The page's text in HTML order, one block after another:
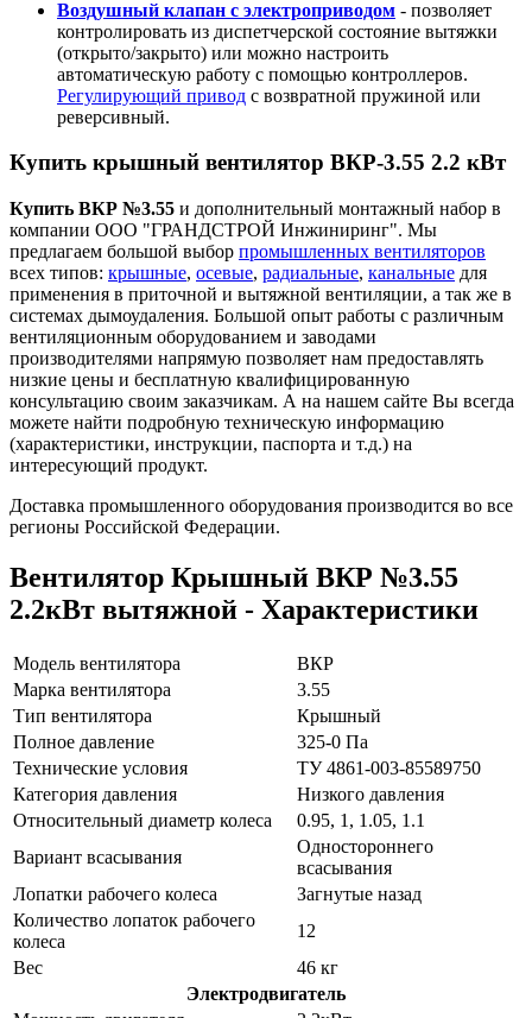
Воздушный клапан с электроприводом - позволяет
контролировать из диспетчерской состояние вытяжки
(открыто/закрыто) или можно настроить
автоматическую работу с помощью контроллеров.
Регулирующий привод с возвратной пружиной или
реверсивный.
Купить крышный вентилятор ВКР-3.55 2.2 кВт
Купить ВКР №3.55 и дополнительный монтажный набор в
компании ООО "ГРАНДСТРОЙ Инжиниринг". Мы
предлагаем большой выбор промышленных вентиляторов
всех типов: крышные, осевые, радиальные, канальные для
применения в приточной и вытяжной вентиляции, а так же в
системах дымоудаления. Большой опыт работы с различным
вентиляционным оборудованием и заводами
производителями напрямую позволяет нам предоставлять
низкие цены и бесплатную квалифицированную
консультацию своим заказчикам. А на нашем сайте Вы всегда
можете найти подробную техническую информацию
(характеристики, инструкции, паспорта и т.д.) на
интересующий продукт.
Доставка промышленного оборудования производится во все
регионы Российской Федерации.
Вентилятор Крышный ВКР №3.55
2.2кВт вытяжной - Характеристики
Модель вентилятора
ВКР
Марка вентилятора
3.55
Тип вентилятора
Крышный
Полное давление
325-0 Па
Технические условия
ТУ 4861-003-85589750
Категория давления
Низкого давления
Относительный диаметр колеса
0.95, 1, 1.05, 1.1
Вариант всасывания
Одностороннего
всасывания
Лопатки рабочего колеса
Загнутые назад
Количество лопаток рабочего
колеса
12
Вес
46 кг
Электродвигатель